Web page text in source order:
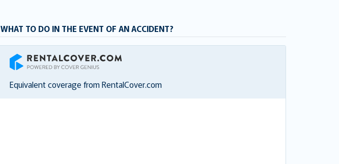
WHAT TO DO IN THE EVENT OF AN ACCIDENT?
RentalCover
Equivalent coverage from RentalCover.com